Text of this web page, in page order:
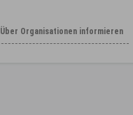
Über Organisationen informieren